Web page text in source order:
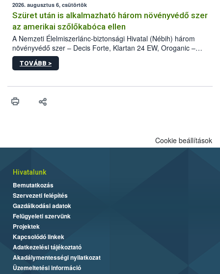
az intenzív felderítést, emellett az intézkedéseket a szlovák
hatósággal is összehangolják a terjedés megállítása érdekében.
2026. augusztus 6, csütörtök
Szüret után is alkalmazható három növényvédő szer
az amerikai szőlőkabóca ellen
A Nemzeti Élelmiszerlánc-biztonsági Hivatal (Nébih) három
növényvédő szer – Decis Forte, Klartan 24 EW, Oroganic –
engedélyokiratát módosította, így azok a szüretet követően,
egészen a vesszőérettség (BBCH 91) stádiumáig
érésű szőlőkben is legyen lehetőség a károsító elleni további
felhasználók számára is elérhető és ökológiai termesztésben is
TOVÁBB >
Cookie beállítások
Hivatalunk
Bemutatkozás
Szervezeti felépítés
Gazdálkodási adatok
Felügyeleti szervünk
Projektek
Kapcsolódó linkek
Adatkezelési tájékoztató
Akadálymentességi nyilatkozat
Üzemeltetési információ